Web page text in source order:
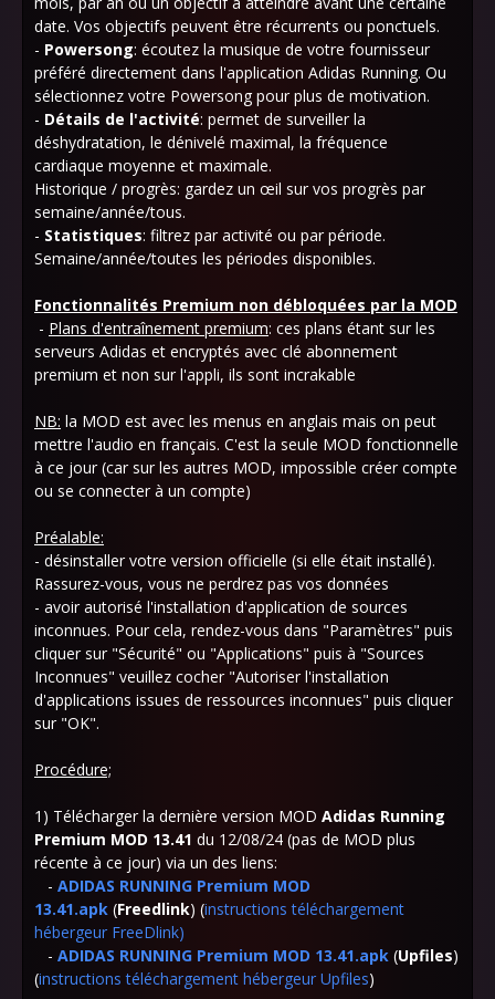
date. Vos objectifs peuvent être récurrents ou ponctuels.
- Powersong: écoutez la musique de votre fournisseur
préféré directement dans l'application Adidas Running. Ou
sélectionnez votre Powersong pour plus de motivation.
- Détails de l'activité: permet de surveiller la
déshydratation, le dénivelé maximal, la fréquence
cardiaque moyenne et maximale.
Historique / progrès: gardez un œil sur vos progrès par
semaine/année/tous.
- Statistiques: filtrez par activité ou par période.
Semaine/année/toutes les périodes disponibles.
Fonctionnalités Premium non débloquées par la MOD
- Plans d'entraînement premium: ces plans étant sur les
serveurs Adidas et encryptés avec clé abonnement
premium et non sur l'appli, ils sont incrakable
NB: la MOD est avec les menus en anglais mais on peut
mettre l'audio en français. C'est la seule MOD fonctionnelle
à ce jour (car sur les autres MOD, impossible créer compte
ou se connecter à un compte)
Préalable:
- désinstaller votre version officielle (si elle était installé).
Rassurez-vous, vous ne perdrez pas vos données
- avoir autorisé l'installation d'application de sources
inconnues. Pour cela, rendez-vous dans "Paramètres" puis
cliquer sur "Sécurité" ou "Applications" puis à "Sources
Inconnues" veuillez cocher "Autoriser l'installation
d'applications issues de ressources inconnues" puis cliquer
sur "OK".
Procédure;
1) Télécharger la dernière version MOD Adidas Running
Premium MOD 13.41 du 12/08/24 (pas de MOD plus
récente à ce jour) via un des liens:
- ADIDAS RUNNING Premium MOD
13.41.apk (Freedlink) (instructions téléchargement
hébergeur FreeDlink)
- ADIDAS RUNNING Premium MOD 13.41.apk (Upfiles)
(instructions téléchargement hébergeur Upfiles)